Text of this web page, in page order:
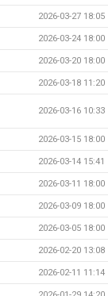
2026-03-27 18:05
2026-03-24 18:00
2026-03-20 18:00
2026-03-18 11:20
2026-03-16 10:33
2026-03-15 18:00
2026-03-14 15:41
2026-03-11 18:00
2026-03-09 18:00
2026-03-05 18:00
2026-02-20 13:08
2026-02-11 11:14